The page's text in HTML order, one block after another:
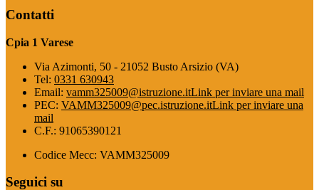
Contatti
Cpia 1 Varese
Via Azimonti, 50 - 21052 Busto Arsizio (VA)
Tel: 0331 630943
Email: vamm325009@istruzione.itLink per inviare una mail
PEC: VAMM325009@pec.istruzione.itLink per inviare una
mail
C.F.: 91065390121
Codice Mecc: VAMM325009
Seguici su